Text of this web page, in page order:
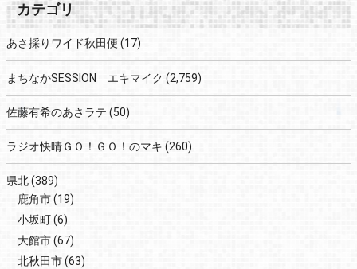
カテゴリ
あさ採りワイド秋田便 (17)
まちなかSESSION エキマイク (2,759)
佐藤有希のあさラテ (50)
ラジオ快晴ＧＯ！ＧＯ！のマキ (260)
県北(389)
鹿角市(19)
小坂町(6)
大館市(67)
北秋田市(63)